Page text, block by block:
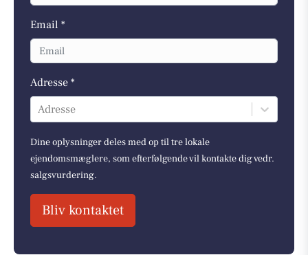
Email *
Adresse *
Adresse
Dine oplysninger deles med op til tre lokale
ejendomsmæglere, som efterfølgende vil kontakte dig vedr.
salgsvurdering.
Bliv kontaktet